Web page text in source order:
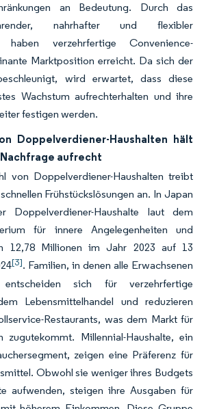
an Bedeutung. Durch das
nahrhafter und flexibler
haben verzehrfertige Convenience-
Marktposition erreicht. Da sich der
wird erwartet, dass diese
Wachstum aufrechterhalten und ihre
festigen werden.
Doppelverdiener-Haushalten hält
aufrecht
von Doppelverdiener-Haushalten treibt
Frühstückslösungen an. In Japan
Haushalte laut dem
für innere Angelegenheiten und
12,78 Millionen im Jahr 2023 auf 13
[3]. Familien, in denen alle Erwachsenen
sich für verzehrfertige
Lebensmittelhandel und reduzieren
Restaurants, was dem Markt für
zugutekommt. Millennial-Haushalte, ein
zeigen eine Präferenz für
Obwohl sie weniger ihres Budgets
aufwenden, steigen ihre Ausgaben für